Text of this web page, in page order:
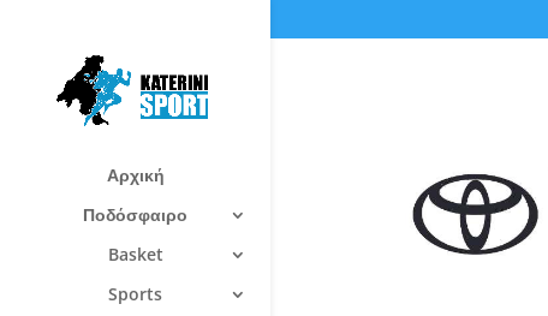
Αρχική
Ποδόσφαιρο
Basket
Sports